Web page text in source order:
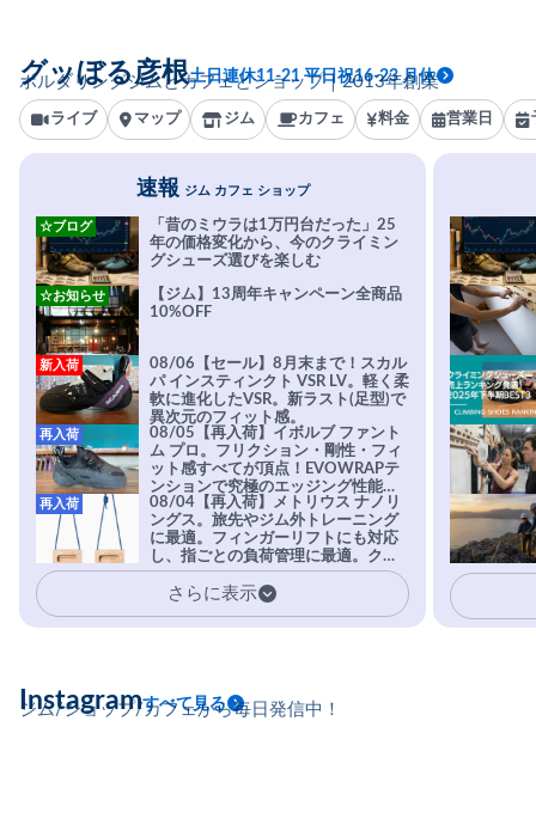
ボルダリングジムとカフェとショップ｜2013年創業
グッぼる彦根土日連休11-21 平日祝16-23 月休
ライブ マップ ジム カフェ 料金 営業日
速報 ジム カフェ ショップ
「昔のミウラは1万円台だった」25
年の価格変化から、今のクライミン
グシューズ選びを楽しむ
☆ブログ
【ジム】13周年キャンペーン全商品
10%OFF
☆お知らせ
08/06【セール】8月末まで！スカル
パ インスティンクト VSR LV。軽く柔
軟に進化したVSR。新ラスト(足型)で
異次元のフィット感。
新入荷
08/05【再入荷】イボルブ ファント
ム プロ。フリクション・剛性・フィ
ット感すべてが頂点！EVOWRAPテ
ンションで究極のエッジング性能を
実現。進化系ラバーEvo-74はTRAX
を凌駕する粘着力で極小ホールドに
安心感。
再入荷
08/04【再入荷】メトリウス ナノリ
ングス。旅先やジム外トレーニング
に最適。フィンガーリフトにも対応
し、指ごとの負荷管理に最適。クラ
イマーの指を本気で鍛えるギア。
再入荷
さらに表示
ジム/ショップ/カフェから毎日発信中！
Instagramすべて見る